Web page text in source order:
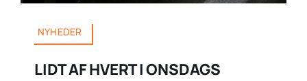
NYHEDER
LIDT AF HVERT I ONSDAGS